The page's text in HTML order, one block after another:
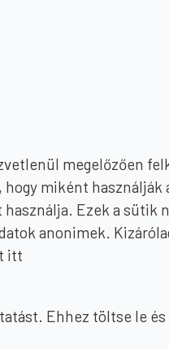
megelőzően
miként használják
Ezek a sütik
anonimek.
itt
Ehhez töltse le